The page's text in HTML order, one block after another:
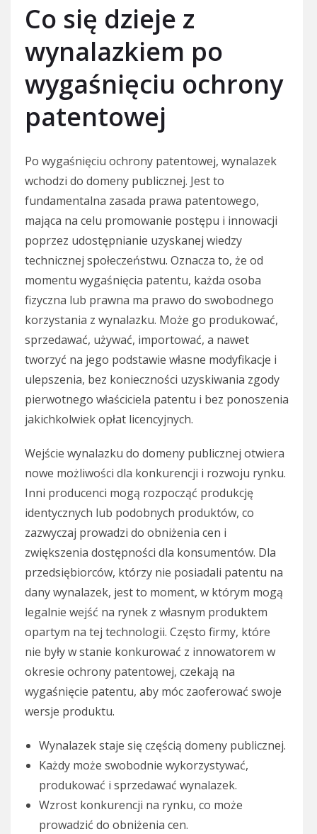
Co się dzieje z
wynalazkiem po
wygaśnięciu ochrony
patentowej
Po wygaśnięciu ochrony patentowej, wynalazek
wchodzi do domeny publicznej. Jest to
fundamentalna zasada prawa patentowego,
mająca na celu promowanie postępu i innowacji
poprzez udostępnianie uzyskanej wiedzy
technicznej społeczeństwu. Oznacza to, że od
momentu wygaśnięcia patentu, każda osoba
fizyczna lub prawna ma prawo do swobodnego
korzystania z wynalazku. Może go produkować,
sprzedawać, używać, importować, a nawet
tworzyć na jego podstawie własne modyfikacje i
ulepszenia, bez konieczności uzyskiwania zgody
pierwotnego właściciela patentu i bez ponoszenia
jakichkolwiek opłat licencyjnych.
Wejście wynalazku do domeny publicznej otwiera
nowe możliwości dla konkurencji i rozwoju rynku.
Inni producenci mogą rozpocząć produkcję
identycznych lub podobnych produktów, co
zazwyczaj prowadzi do obniżenia cen i
zwiększenia dostępności dla konsumentów. Dla
przedsiębiorców, którzy nie posiadali patentu na
dany wynalazek, jest to moment, w którym mogą
legalnie wejść na rynek z własnym produktem
opartym na tej technologii. Często firmy, które
nie były w stanie konkurować z innowatorem w
okresie ochrony patentowej, czekają na
wygaśnięcie patentu, aby móc zaoferować swoje
wersje produktu.
Wynalazek staje się częścią domeny publicznej.
Każdy może swobodnie wykorzystywać,
produkować i sprzedawać wynalazek.
Wzrost konkurencji na rynku, co może
prowadzić do obniżenia cen.